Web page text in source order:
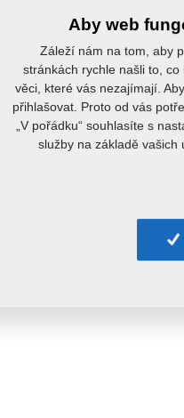
Aby web
Záleží nám na tom, aby
stránkách rychle našli to,
věci, které vás nezajímají.
přihlašovat. Proto od vás
„V pořádku“ souhlasíte s
služby na základě vašich